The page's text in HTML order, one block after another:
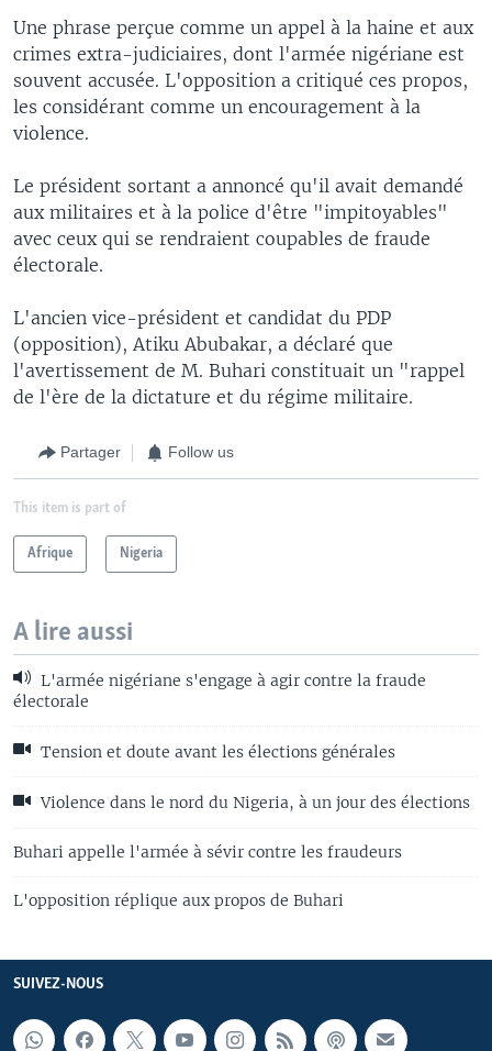
Une phrase perçue comme un appel à la haine et aux
crimes extra-judiciaires, dont l'armée nigériane est
souvent accusée. L'opposition a critiqué ces propos,
les considérant comme un encouragement à la
violence.
Le président sortant a annoncé qu'il avait demandé
aux militaires et à la police d'être "impitoyables"
avec ceux qui se rendraient coupables de fraude
électorale.
L'ancien vice-président et candidat du PDP
(opposition), Atiku Abubakar, a déclaré que
l'avertissement de M. Buhari constituait un "rappel
de l'ère de la dictature et du régime militaire.
Partager Follow us
This item is part of
Afrique Nigeria
A lire aussi
L'armée nigériane s'engage à agir contre la fraude
électorale
Tension et doute avant les élections générales
Violence dans le nord du Nigeria, à un jour des élections
Buhari appelle l'armée à sévir contre les fraudeurs
L'opposition réplique aux propos de Buhari
SUIVEZ-NOUS